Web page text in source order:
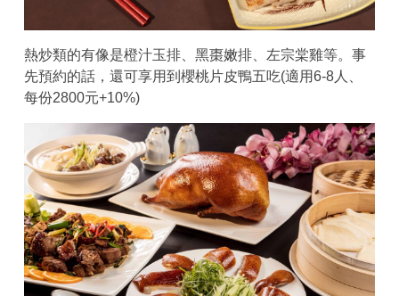
熱炒類的有像是橙汁玉排、黑棗嫩排、左宗棠雞等。事
先預約的話，還可享用到櫻桃片皮鴨五吃(適用6-8人、
每份2800元+10%)